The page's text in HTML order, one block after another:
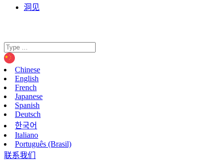
洞见
Chinese
English
French
Japanese
Spanish
Deutsch
한국어
Italiano
Português (Brasil)
联系我们